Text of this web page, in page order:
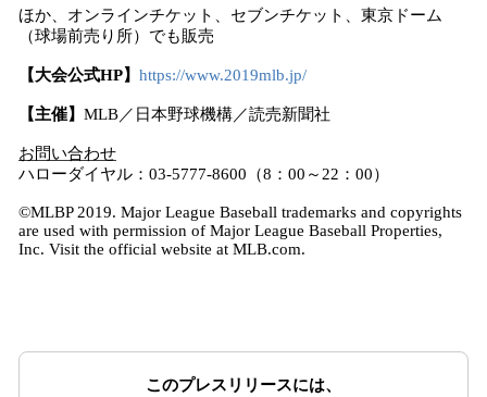
ほか、オンラインチケット、セブンチケット、東京ドーム
（球場前売り所）でも販売
【大会公式HP】 https://www.2019mlb.jp/
【主催】 MLB／日本野球機構／読売新聞社
お問い合わせ
ハローダイヤル：03-5777-8600（8：00～22：00）
©MLBP 2019. Major League Baseball trademarks and copyrights
are used with permission of Major League Baseball Properties,
Inc. Visit the official website at MLB.com.
このプレスリリースには、